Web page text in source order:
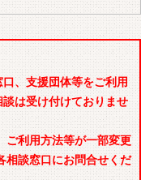
、支援団体等をご利用
は受け付けておりませ
ご利用方法等が一部変更
相談窓口にお問合せくだ